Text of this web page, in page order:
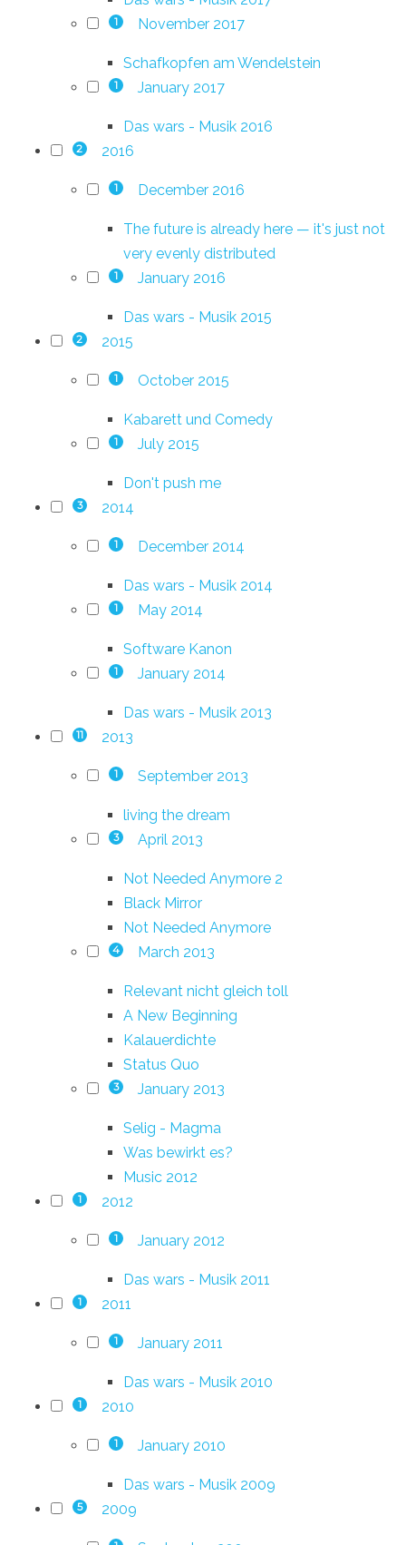
1 November 2017
Schafkopfen am Wendelstein
1 January 2017
Das wars - Musik 2016
2 2016
1 December 2016
The future is already here — it's just not
very evenly distributed
1 January 2016
Das wars - Musik 2015
2 2015
1 October 2015
Kabarett und Comedy
1 July 2015
Don't push me
3 2014
1 December 2014
Das wars - Musik 2014
1 May 2014
Software Kanon
1 January 2014
Das wars - Musik 2013
11 2013
1 September 2013
living the dream
3 April 2013
Not Needed Anymore 2
Black Mirror
Not Needed Anymore
4 March 2013
Relevant nicht gleich toll
A New Beginning
Kalauerdichte
Status Quo
3 January 2013
Selig - Magma
Was bewirkt es?
Music 2012
1 2012
1 January 2012
Das wars - Musik 2011
1 2011
1 January 2011
Das wars - Musik 2010
1 2010
1 January 2010
Das wars - Musik 2009
5 2009